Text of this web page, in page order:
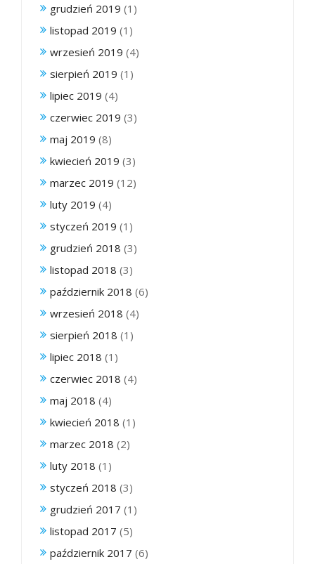
grudzień 2019 (1)
listopad 2019 (1)
wrzesień 2019 (4)
sierpień 2019 (1)
lipiec 2019 (4)
czerwiec 2019 (3)
maj 2019 (8)
kwiecień 2019 (3)
marzec 2019 (12)
luty 2019 (4)
styczeń 2019 (1)
grudzień 2018 (3)
listopad 2018 (3)
październik 2018 (6)
wrzesień 2018 (4)
sierpień 2018 (1)
lipiec 2018 (1)
czerwiec 2018 (4)
maj 2018 (4)
kwiecień 2018 (1)
marzec 2018 (2)
luty 2018 (1)
styczeń 2018 (3)
grudzień 2017 (1)
listopad 2017 (5)
październik 2017 (6)